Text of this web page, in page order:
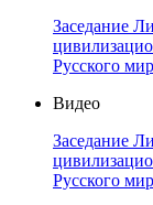
Заседание
Русского
Видео
Заседание
Русского